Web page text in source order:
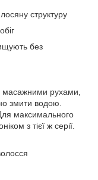
структуру
без
масажними рухами,
змити водою.
максимального
з тієї ж серії.